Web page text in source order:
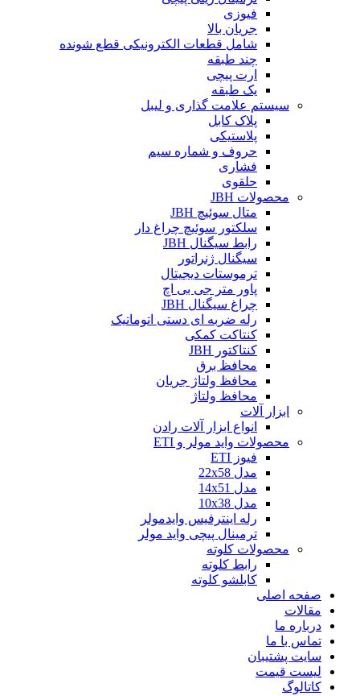
فیوزی
جریان بالا
شامل قطعات الکترونیکی قطع شونده
چند طبقه
ارت پیچی
یک طبقه
سیستم علامت گذاری و لیبل
پلاک کابل
پلاستیکی
حروف و شماره سیم
فشاری
حلقوی
محصولات JBH
متال سوئیچ JBH
سلکتور سوئیچ چراغ دار
رابط سیگنال JBH
سیگنال ژنراتور
ترموستات دیجیتال
پاور متر جی بی اچ
چراغ سیگنال JBH
رله ضربه ای دستی اتوماتیک
کنتاکت کمکی
کنتاکتور JBH
محافظ برق
محافظ ولتاژ جریان
محافظ ولتاژ
ابزار آلات
انواع ابزار آلات رادن
محصولات واید مولر و ETI
فیوز ETI
مدل 22x58
مدل 14x51
مدل 10x38
رله اینترفیس وایدمولر
ترمینال پیچی واید مولر
محصولات کلوته
رابط کلوته
کابلشو کلوته
صفحه اصلی
مقالات
درباره ما
تماس با ما
سایت پشتیبان
لیست قیمت
کاتالوگ